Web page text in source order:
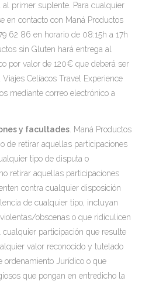
primer suplente. Para cualquier
en contacto con Maná Productos
62 86 en horario de 08:15h a 17h
sin Gluten hará entrega al
por valor de 120€ que deberá ser
Celíacos Travel Experience
mediante correo electrónico a
y facultades . Maná Productos
de retirar aquellas participaciones
tipo de disputa o
retirar aquellas participaciones
contra cualquier disposición
de cualquier tipo, incluyan
obscenas o que ridiculicen
participación que resulte
valor reconocido y tutelado
ordenamiento Jurídico o que
que pongan en entredicho la